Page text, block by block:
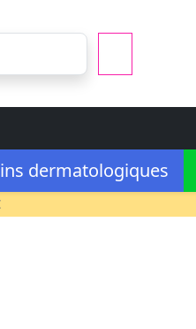
dermatologiques